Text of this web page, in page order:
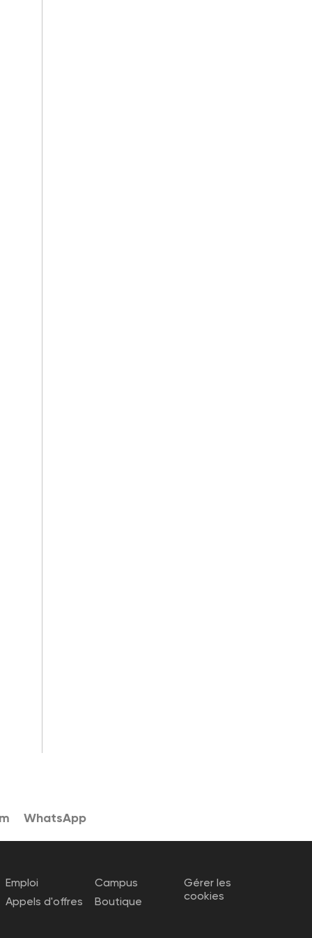
WhatsApp
Emploi
Appels d'offres
Campus
Boutique
Gérer les
cookies